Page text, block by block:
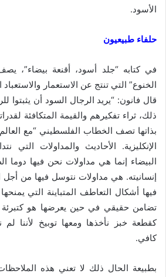
الأسود.
حلفاء طبيعيون
في كتابه “جلد أسود، أقنعة بيضاء”،
الخنوع” التي تنتج عن الاستعمار
قال فانون: “يريد الرجال السود أن يثبتوا
ذلك، ثراء تفكيرهم والقيمة المتكافئة
بذاتها تصف الخطاب الفلسطيني “مع
الإنكليزية. الأحاديث والمداولات التي
البيضاء إنما هي مداولات نحن فيها دوما
إنسانيته. هي مداولات نتوسل فيها من أجل
فيها أشكال التعاطف المتباينة التي
تضامن حقيقي في حين يعرضها هو كتبرئة
كقطعة خبز نأخذها ومعها توبيخ لأننا
كافي.
بطبيعة الحال ذلك لا تعني هذه